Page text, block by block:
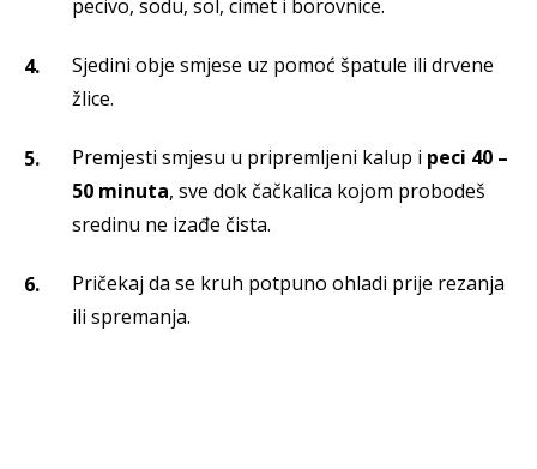
pecivo, sodu, sol, cimet i borovnice.
Sjedini obje smjese uz pomoć špatule ili drvene
žlice.
Premjesti smjesu u pripremljeni kalup i peci 40 –
50 minuta, sve dok čačkalica kojom probodeš
sredinu ne izađe čista.
Pričekaj da se kruh potpuno ohladi prije rezanja
ili spremanja.